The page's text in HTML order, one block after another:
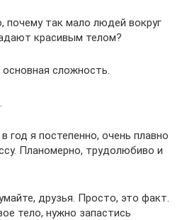
почему так мало людей вокруг
красивым телом?
сложность.
год я постепенно, очень плавно
Планомерно, трудолюбиво и
друзья. Просто, это факт.
тело, нужно запастись